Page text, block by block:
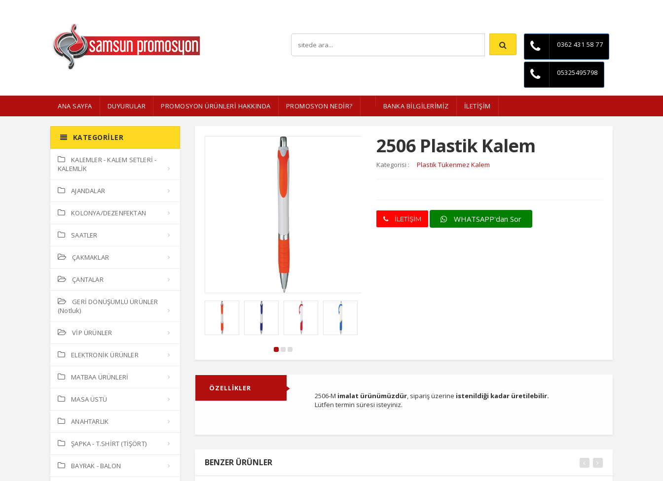
0362 431 58 77
05325495798
ANA SAYFA DUYURULAR PROMOSYON ÜRÜNLERI HAKKINDA PROMOSYON NEDİR? BANKA BİLGİLERİMİZ İLETİŞİM
KATEGORILER
KALEMLER - KALEM SETLERİ -
KALEMLİK
AJANDALAR
KOLONYA/DEZENFEKTAN
SAATLER
ÇAKMAKLAR
ÇANTALAR
GERİ DÖNÜŞÜMLÜ ÜRÜNLER
(Notluk)
VİP ÜRÜNLER
ELEKTRONİK ÜRÜNLER
MATBAA ÜRÜNLERİ
MASA ÜSTÜ
ANAHTARLIK
ŞAPKA - T.SHİRT (TİŞÖRT)
BAYRAK - BALON
2506 Plastik Kalem
Kategorisi : Plastik Tükenmez Kalem
İLETİŞİM WHATSAPP'dan Sor
ÖZELLİKLER
2506-M imalat ürünümüzdür, sipariş üzerine istenildiği kadar üretilebilir.
Lütfen termin süresi isteyiniz.
BENZER ÜRÜNLER